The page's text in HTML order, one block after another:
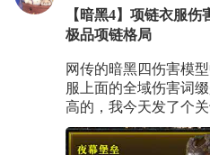
【暗黑4】项链衣服
极品项链格局
网传的暗黑四伤害模
服上面的全域伤害词
高的，我今天发了个
频，视频下面正好有
有实测的情况下给与